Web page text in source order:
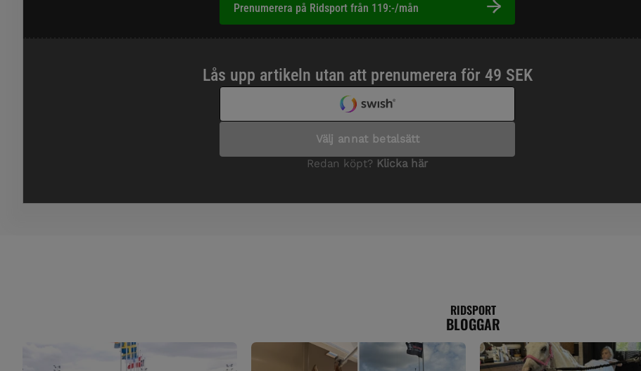
Prenumerera på Ridsport från 119:-/mån
RIDSPORT
BLOGGAR